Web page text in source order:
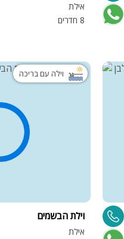
אילת
8 חדרים
וילה עם בריכה
וילת הבשמים
אילת